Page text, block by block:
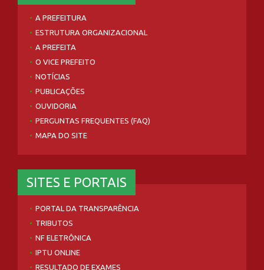
A PREFEITURA
ESTRUTURA ORGANIZACIONAL
A PREFEITA
O VICE PREFEITO
NOTÍCIAS
PUBLICAÇÕES
OUVIDORIA
PERGUNTAS FREQUENTES (FAQ)
MAPA DO SITE
SITES E PORTAIS
PORTAL DA TRANSPARÊNCIA
TRIBUTOS
NF ELETRÔNICA
IPTU ONLINE
RESULTADO DE EXAMES